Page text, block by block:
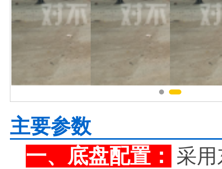
主要参数
一、底盘配置：
采用